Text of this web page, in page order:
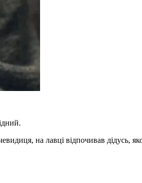
на лавці відпочивав дідусь,